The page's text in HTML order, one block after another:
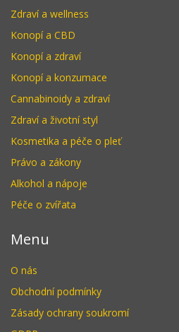
Zdraví a wellness
Konopí a CBD
Konopí a zdraví
Konopí a konzumace
Cannabinoidy a zdraví
Zdraví a životní styl
Kosmetika a péče o pleť
Právo a zákony
Alkohol a nápoje
Péče o zvířata
Menu
O nás
Obchodní podmínky
Zásady ochrany soukromí